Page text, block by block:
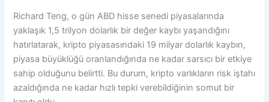
Richard Teng, o gün ABD hisse senedi piyasalarında
yaklaşık 1,5 trilyon dolarlık bir değer kaybı yaşandığını
hatırlatarak, kripto piyasasındaki 19 milyar dolarlık kaybın,
piyasa büyüklüğü oranlandığında ne kadar sarsıcı bir etkiye
sahip olduğunu belirtti. Bu durum, kripto varlıkların risk iştahı
azaldığında ne kadar hızlı tepki verebildiğinin somut bir